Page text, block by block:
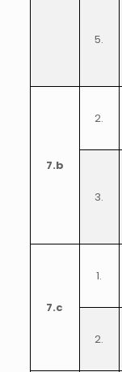
5.
7.b
2.
3.
7.c
1.
2.